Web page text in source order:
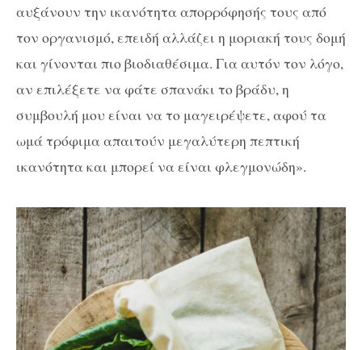
αυξάνουν την ικανότητα απορρόφησής τους από
τον οργανισμό, επειδή αλλάζει η μοριακή τους δομή
και γίνονται πιο βιοδιαθέσιμα. Για αυτόν τον λόγο,
αν επιλέξετε να φάτε σπανάκι το βράδυ, η
συμβουλή μου είναι να το μαγειρέψετε, αφού τα
ωμά τρόφιμα απαιτούν μεγαλύτερη πεπτική
ικανότητα και μπορεί να είναι φλεγμονώδη».